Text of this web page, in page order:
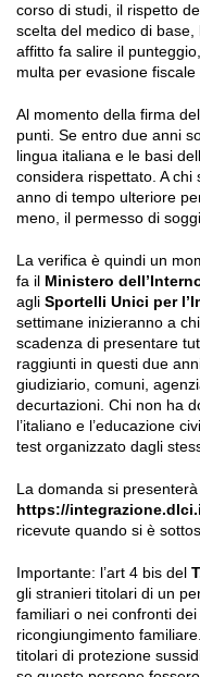
corso di studi, il rispetto
scelta del medico di
affitto fa salire il
multa per evasione fiscale
Al momento della firma
punti. Se entro due anni
lingua italiana e le basi
considera rispettato. A
anno di tempo ulteriore
meno, il permesso di
La verifica è quindi un
fa il Ministero
agli Sportelli Unici per
settimane inizieranno a
scadenza di presentare
raggiunti in questi due
giudiziario, comuni,
decurtazioni. Chi non ha
l’italiano e l’educazione
test organizzato dagli
La domanda si
https://
ricevute quando si è
Importante: l’art 4 bis del
gli stranieri titolari di un
familiari o nei confronti
ricongiungimento
titolari di protezione